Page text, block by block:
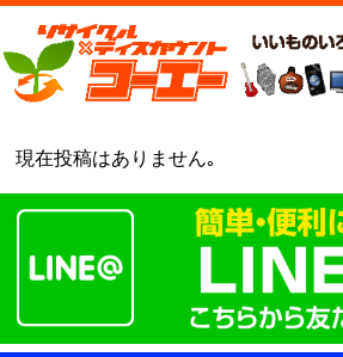
現在投稿はありません｡